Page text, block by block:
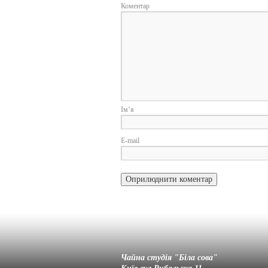
Коментар
Чайна студія "Біла cова"